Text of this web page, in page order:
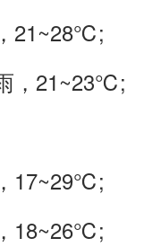
21~28℃;
，21~23℃;
17~29℃;
18~26℃;